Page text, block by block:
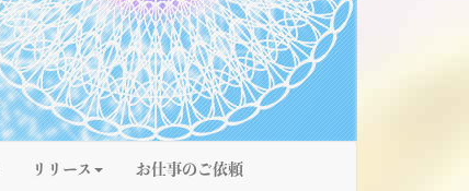
リリース お仕事のご依頼